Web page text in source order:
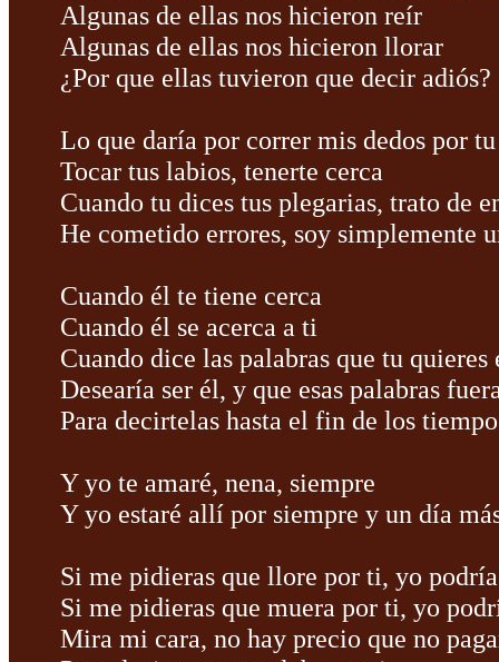
Algunas de ellas nos hicieron reír
Algunas de ellas nos hicieron llorar
¿Por que ellas tuvieron que decir adiós?
Lo que daría por correr mis dedos por
Tocar tus labios, tenerte cerca
Cuando tu dices tus plegarias, trato de
He cometido errores, soy simplemente
Cuando él te tiene cerca
Cuando él se acerca a ti
Cuando dice las palabras que tu quieres
Desearía ser él, y que esas palabras
Para decirtelas hasta el fin de los
Y yo te amaré, nena, siempre
Y yo estaré allí por siempre y un día
Si me pidieras que llore por ti, yo podría
Si me pidieras que muera por ti, yo
Mira mi cara, no hay precio que no